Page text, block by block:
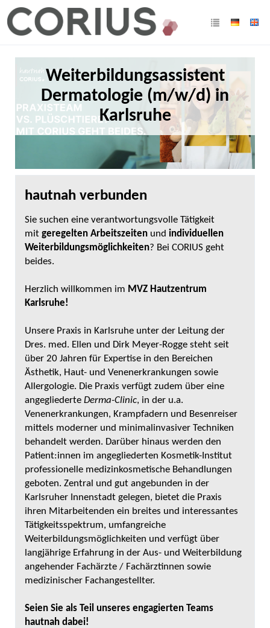
Weiterbildungsassistent
Dermatologie (m/w/d) in
Karlsruhe
hautnah verbunden
Sie suchen eine verantwortungsvolle Tätigkeit
mit geregelten Arbeitszeiten und individuellen
Weiterbildungsmöglichkeiten? Bei CORIUS geht
beides.
Herzlich willkommen im MVZ Hautzentrum
Karlsruhe!
Unsere Praxis in Karlsruhe unter der Leitung der
Dres. med. Ellen und Dirk Meyer-Rogge steht seit
über 20 Jahren für Expertise in den Bereichen
Ästhetik, Haut- und Venenerkrankungen sowie
Allergologie. Die Praxis verfügt zudem über eine
angegliederte Derma-Clinic, in der u.a.
Venenerkrankungen, Krampfadern und Besenreiser
mittels moderner und minimalinvasiver Techniken
behandelt werden. Darüber hinaus werden den
Patient:innen im angegliederten Kosmetik-Institut
professionelle medizinkosmetische Behandlungen
geboten. Zentral und gut angebunden in der
Karlsruher Innenstadt gelegen, bietet die Praxis
ihren Mitarbeitenden ein breites und interessantes
Tätigkeitsspektrum, umfangreiche
Weiterbildungsmöglichkeiten und verfügt über
langjährige Erfahrung in der Aus- und Weiterbildung
angehender Fachärzte / Fachärztinnen sowie
medizinischer Fachangestellter.
Seien Sie als Teil unseres engagierten Teams
hautnah dabei!